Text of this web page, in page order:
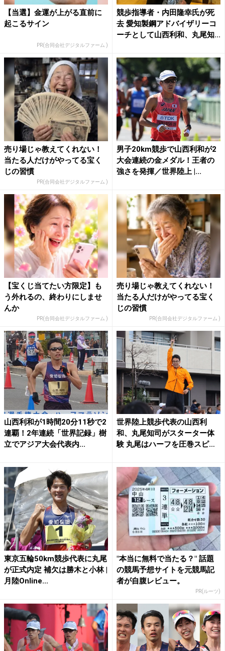
【当選】金運が上がる直前に
起こるサイン
PR(合同会社デジタルファーム )
競歩指導者・内田隆幸氏が死
去 愛知製鋼アドバイザリーコ
ーチとして山西利和、丸尾知...
売り場じゃ教えてくれない！
当たる人だけがやってる宝く
じの習慣
PR(合同会社デジタルファーム )
男子20km競歩で山西利和が2
大会連続の金メダル！王者の
強さを発揮／世界陸上 |...
【宝くじ当てたい方限定】も
う外れるの、終わりにしませ
んか
PR(合同会社デジタルファーム )
売り場じゃ教えてくれない！
当たる人だけがやってる宝く
じの習慣
PR(合同会社デジタルファーム )
山西利和が1時間20分11秒で2
連覇！2年連続「世界記録」樹
立でアジア大会代表内...
世界陸上競歩代表の山西利
和、丸尾知司がスターター体
験 丸尾はハーフを圧巻スピー
東京五輪50km競歩代表に丸尾
が正式内定 補欠は勝木と小林 |
月陸Online...
"本当に無料で当たる？" 話題
の競馬予想サイトを元競馬記
者が自腹レビュー。
PR(ルーツ)